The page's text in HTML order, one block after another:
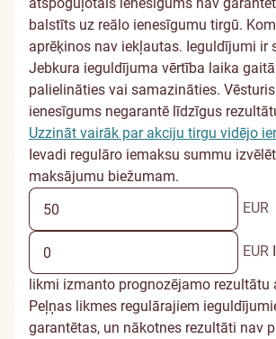
nopelnīt?
balstīts uz reālo ienesīgumu tirgū.
aprēķinos nav iekļautas. Ieguldījumi ir
Jebkura ieguldījuma vērtība laika
palielināties vai samazināties.
ienesīgums negarantē līdzīgus
Uzzināt vairāk par akciju tirgu vidējo
Ievadi regulāro iemaksu summu
maksājumu biežumam.
EUR
EUR
likmi izmanto prognozējamo rezultātu
Peļņas likmes regulārajiem
garantētas, un nākotnes rezultāti nav